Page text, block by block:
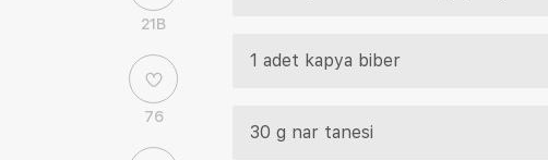
21B
76
1 adet kapya biber
30 g nar tanesi